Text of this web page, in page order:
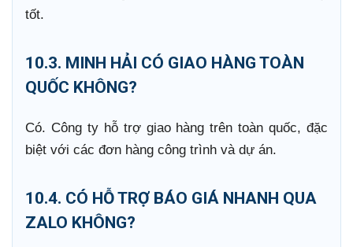
tốt.
10.3. MINH HẢI CÓ GIAO HÀNG TOÀN
QUỐC KHÔNG?
Có. Công ty hỗ trợ giao hàng trên toàn quốc, đặc
biệt với các đơn hàng công trình và dự án.
10.4. CÓ HỖ TRỢ BÁO GIÁ NHANH QUA
ZALO KHÔNG?